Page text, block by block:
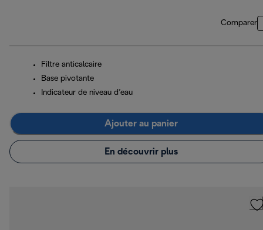
Comparer
Filtre anticalcaire
Base pivotante
Indicateur de niveau d’eau
Ajouter au panier
En découvrir plus